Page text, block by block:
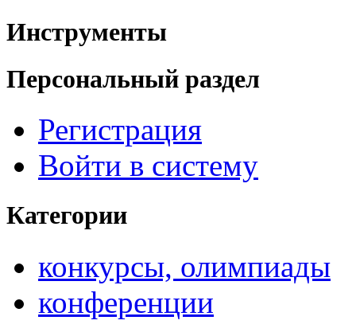
Инструменты
Персональный раздел
Регистрация
Войти в систему
Категории
конкурсы, олимпиады
конференции